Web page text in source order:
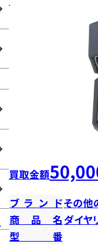
買取金額
ブランドその他
商品名ダイヤ
型番